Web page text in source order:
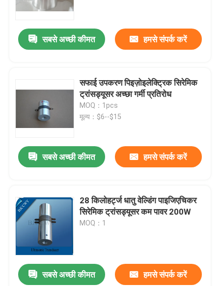
सबसे अच्छी कीमत हमसे संपर्क करें
सफाई उपकरण पिइज़ोइलेक्ट्रिक सिरेमिक
ट्रांसड्यूसर अच्छा गर्मी प्रतिरोध
MOQ：1pcs
मूल्य：$6--$15
सबसे अच्छी कीमत हमसे संपर्क करें
28 किलोहर्ट्ज धातु वेल्डिंग पाइजिएचिकर
सिरेमिक ट्रांसड्यूसर कम पावर 200W
MOQ：1
सबसे अच्छी कीमत हमसे संपर्क करें